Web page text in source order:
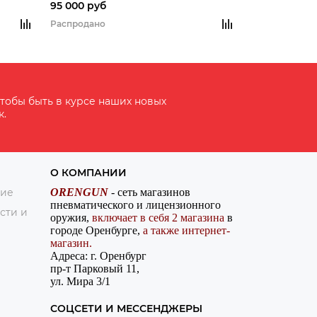
95 000 руб
Распродано
быть в курсе наших новых
и
О КОМПАНИИ
ORENGUN - сеть магазинов
пневматического и лицензионного
оружия, включает в себя 2 магазина в
городе Оренбурге, а также интернет-
магазин.
Адреса: г. Оренбург
пр-т Парковый 11,
ул. Мира 3/1
СОЦСЕТИ И МЕССЕНДЖЕРЫ